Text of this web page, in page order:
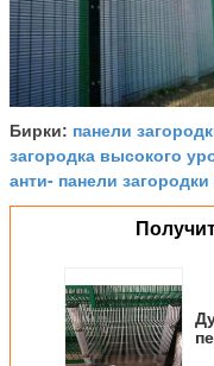
Бирки: панели
загородка высокого
анти- панели